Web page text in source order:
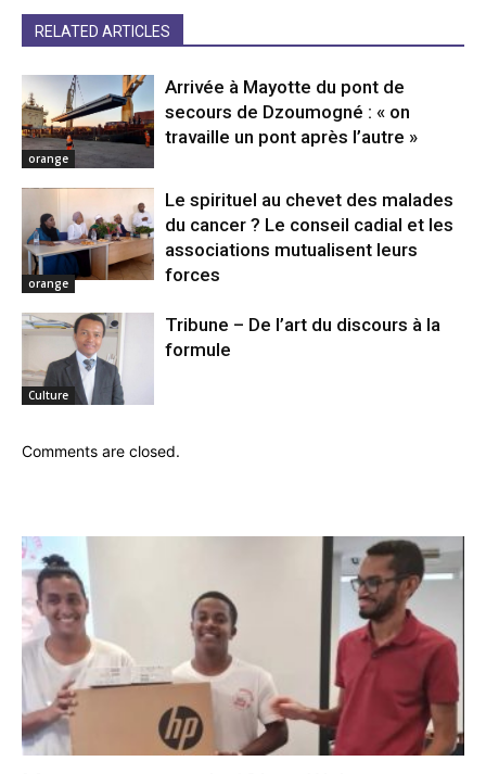
RELATED ARTICLES
orange
Arrivée à Mayotte du pont de
secours de Dzoumogné : « on
travaille un pont après l’autre »
orange
Le spirituel au chevet des malades
du cancer ? Le conseil cadial et les
associations mutualisent leurs
forces
Culture
Tribune – De l’art du discours à la
formule
Comments are closed.